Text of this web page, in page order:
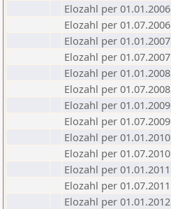
Elozahl per 01.01.2006
Elozahl per 01.07.2006
Elozahl per 01.01.2007
Elozahl per 01.07.2007
Elozahl per 01.01.2008
Elozahl per 01.07.2008
Elozahl per 01.01.2009
Elozahl per 01.07.2009
Elozahl per 01.01.2010
Elozahl per 01.07.2010
Elozahl per 01.01.2011
Elozahl per 01.07.2011
Elozahl per 01.01.2012